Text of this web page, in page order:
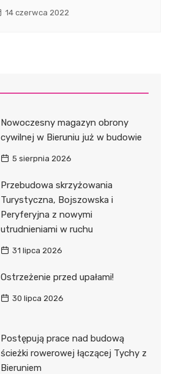
14 czerwca 2022
Nowoczesny magazyn obrony
cywilnej w Bieruniu już w budowie
5 sierpnia 2026
Przebudowa skrzyżowania
Turystyczna, Bojszowska i
Peryferyjna z nowymi
utrudnieniami w ruchu
31 lipca 2026
Ostrzeżenie przed upałami!
30 lipca 2026
Postępują prace nad budową
ścieżki rowerowej łączącej Tychy z
Bieruniem